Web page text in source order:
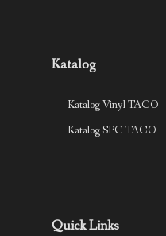
Katalog
Katalog Vinyl TACO
Katalog SPC TACO
Quick Links